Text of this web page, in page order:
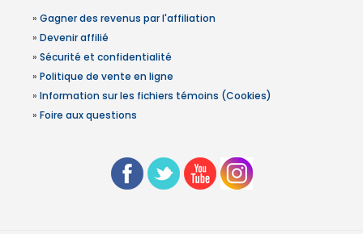
» Gagner des revenus par l'affiliation
» Devenir affilié
» Sécurité et confidentialité
» Politique de vente en ligne
» Information sur les fichiers témoins (Cookies)
» Foire aux questions